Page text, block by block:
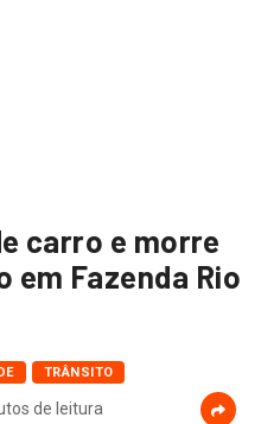
carro e morre
em Fazenda Rio
TRÂNSITO
de leitura